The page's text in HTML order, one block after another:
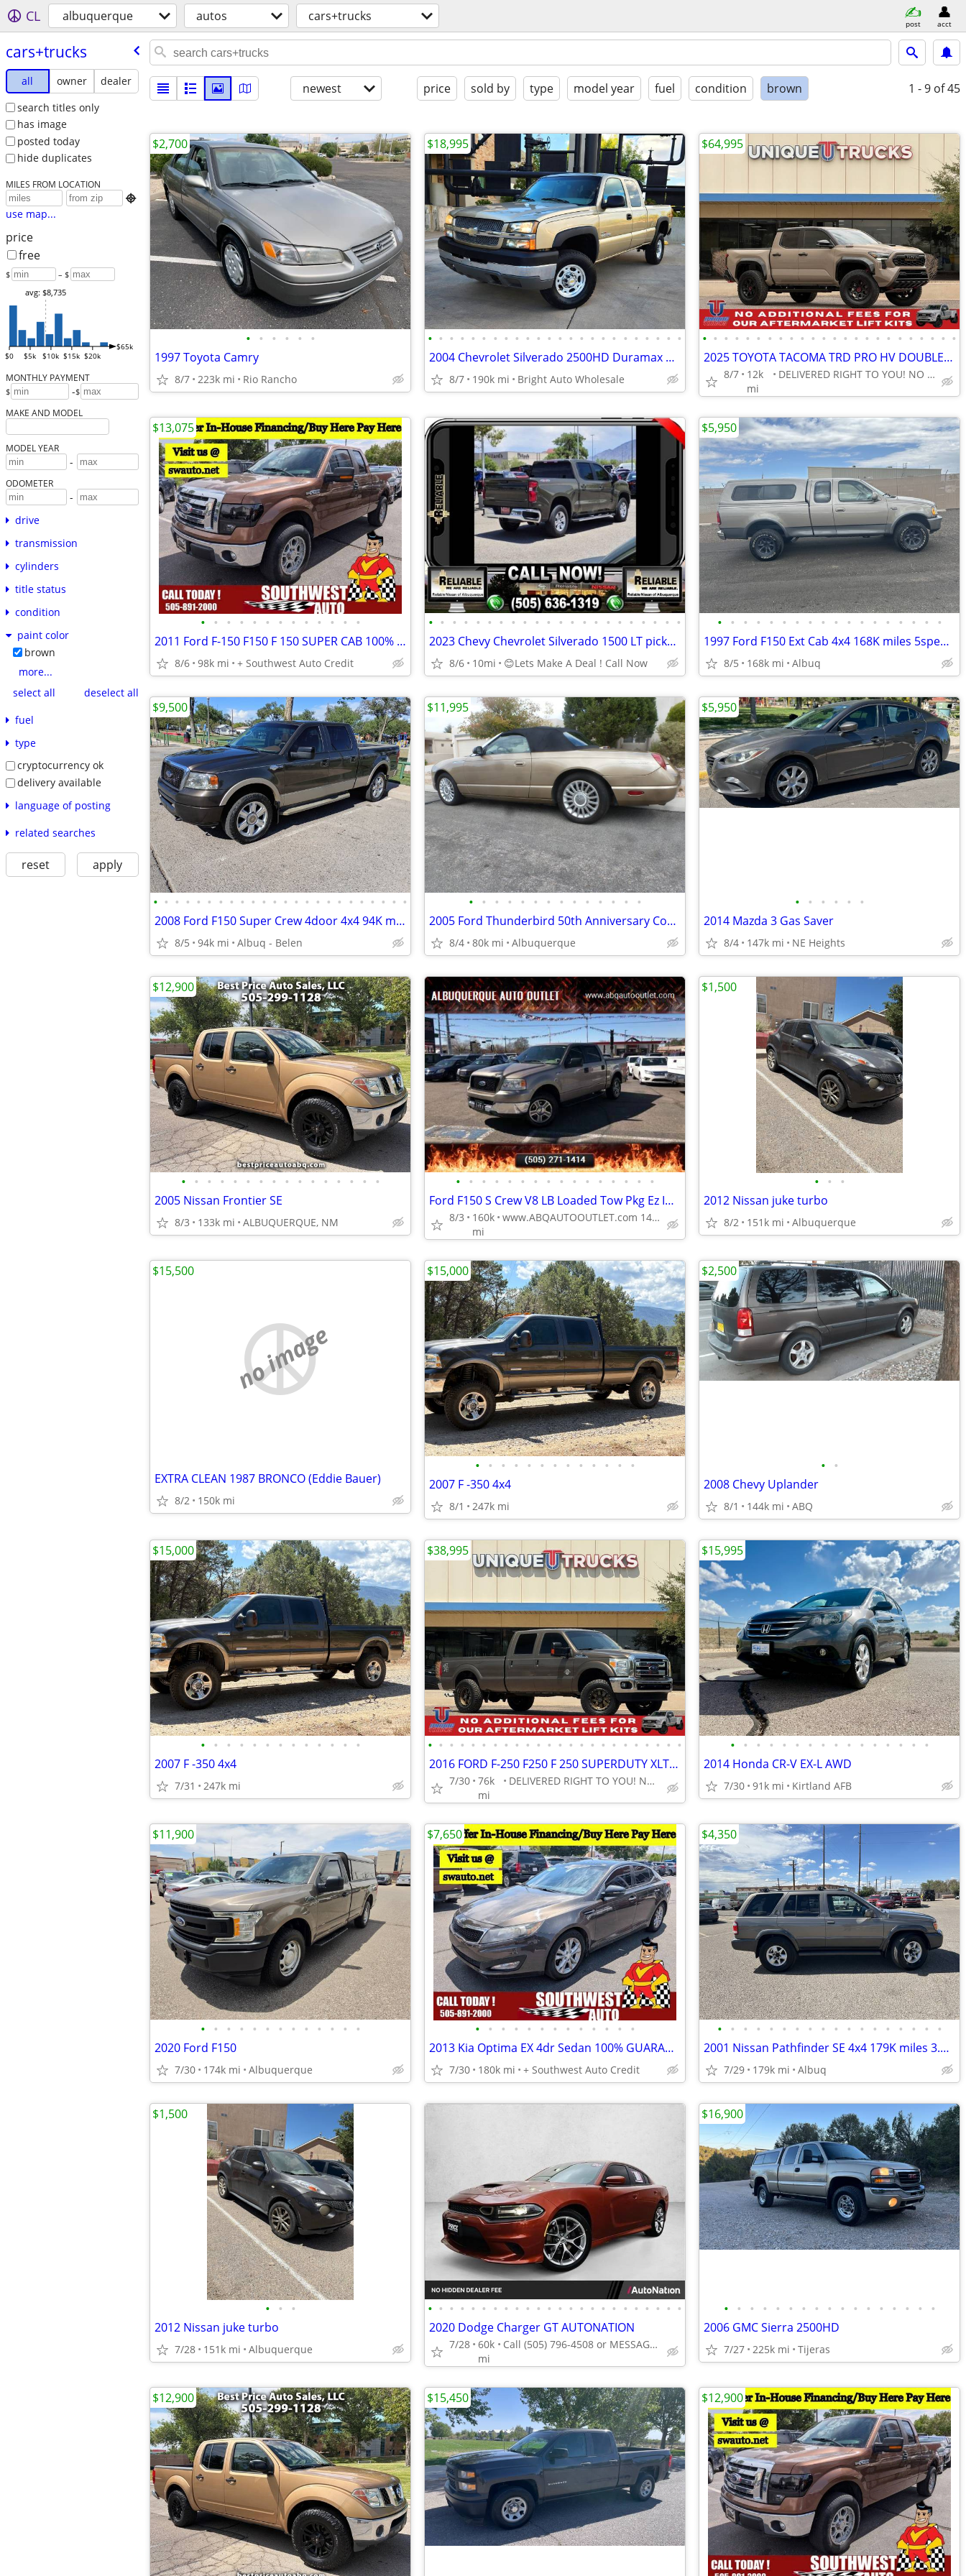
CL albuquerque autos cars+trucks post acct
cars+trucks
all owner
dealer
search titles only
has image
posted today
hide duplicates
MILES FROM LOCATION

use map...
price
free
$ – $
$0 $5k $10k $15k $20k
$65k
avg: $8,735
MONTHLY PAYMENT
$ -$
MAKE AND MODEL
MODEL YEAR
-
ODOMETER
-
drive
transmission
cylinders
title status
condition
paint color
brown
more...
select all
deselect all
fuel
type
cryptocurrency ok
delivery available
language of posting
related searches
reset apply
newest price sold by type model year fuel condition brown 1 - 9 of 45
• • • • • •
1997 Toyota Camry
8/7 223k mi Rio Rancho
$2,700
• • • • • • • • • • • • • • • • • • • • • • • •
2004 Chevrolet Silverado 2500HD Duramax Diesel
8/7 190k mi Bright Auto Wholesale
$18,995
• • • • • • • • • • • • • • • • • • • • • • • •
2025 TOYOTA TACOMA TRD PRO HV DOUBLE CAB 4X4 ~ UNIQUE TRUCKS
8/7
12k
mi
DELIVERED RIGHT TO YOU! NO OBLIGATION!
$64,995
• • • • • • • • • • • • •
2011 Ford F-150 F150 F 150 SUPER CAB 100% GUARANTEED CREDIT APPROVAL!
8/6 98k mi + Southwest Auto Credit
$13,075
• • • • • • • • • • • • • • • • • • • • • •
2023 Chevy Chevrolet Silverado 1500 LT pickup Brown
8/6 10mi 😊️Lets Make A Deal ! Call Now
• • • • • • • • • • • • • • • • • •
1997 Ford F150 Ext Cab 4x4 168K miles 5speed stick
8/5 168k mi Albuq
$5,950
• • • • • • • • • • • • • • • • • • • • • • • •
2008 Ford F150 Super Crew 4door 4x4 94K miles King Ranch Like New
8/5 94k mi Albuq - Belen
$9,500
• • • • • • • • • • • • • •
2005 Ford Thunderbird 50th Anniversary Convertible
8/4 80k mi Albuquerque
$11,995
• • • • • •
2014 Mazda 3 Gas Saver
8/4 147k mi NE Heights
$5,950
• • • • • • • • • • • • • • • •
2005 Nissan Frontier SE
8/3 133k mi ALBUQUERQUE, NM
$12,900
• • • • • • • • • • • • • • • •
Ford F150 S Crew V8 LB Loaded Tow Pkg Ez InHouse Financing Trades OK
8/3
160k
mi
www.ABQAUTOOUTLET.com 1400 WYOMING BLVD NE ALBUQUERQUE, NM
• • •
2012 Nissan juke turbo
8/2 151k mi Albuquerque
$1,500
no image
EXTRA CLEAN 1987 BRONCO (Eddie Bauer)
8/2 150k mi
$15,500
• • • • • • • • • • • • •
2007 F -350 4x4
8/1 247k mi
$15,000
• •
2008 Chevy Uplander
8/1 144k mi ABQ
$2,500
• • • • • • • • • • • • •
2007 F -350 4x4
7/31 247k mi
$15,000
• • • • • • • • • • • • • • • • • • • • • • • •
2016 FORD F-250 F250 F 250 SUPERDUTY XLT LONG BED 4X4 ~ UNIQUE TRUCK
7/30 76k
mi
DELIVERED RIGHT TO YOU! NO OBLIGATION!
$38,995
• • • • • • • • • • • • • • • •
2014 Honda CR-V EX-L AWD
7/30 91k mi Kirtland AFB
$15,995
• • • • • • • • • • • • •
2020 Ford F150
7/30 174k mi Albuquerque
$11,900
• • • • • • • • • • • • •
2013 Kia Optima EX 4dr Sedan 100% GUARANTEED CREDIT APPROVAL!
7/30 180k mi + Southwest Auto Credit
$7,650
• • • • • • • • • • • • • • • • • •
2001 Nissan Pathfinder SE 4x4 179K miles 3.5 V-6 Automatic Cold a/c
7/29 179k mi Albuq
$4,350
• • •
2012 Nissan juke turbo
7/28 151k mi Albuquerque
$1,500
• • • • • • • • • • • • • • • • • • • • • • • •
2020 Dodge Charger GT AUTONATION
7/28 60k
mi
Call (505) 796-4508 or MESSAGE/CHAT to confirm availability
• • • • • • • • • • • • • • • • •
2006 GMC Sierra 2500HD
7/27 225k mi Tijeras
$16,900
$12,900 $15,450 $12,900